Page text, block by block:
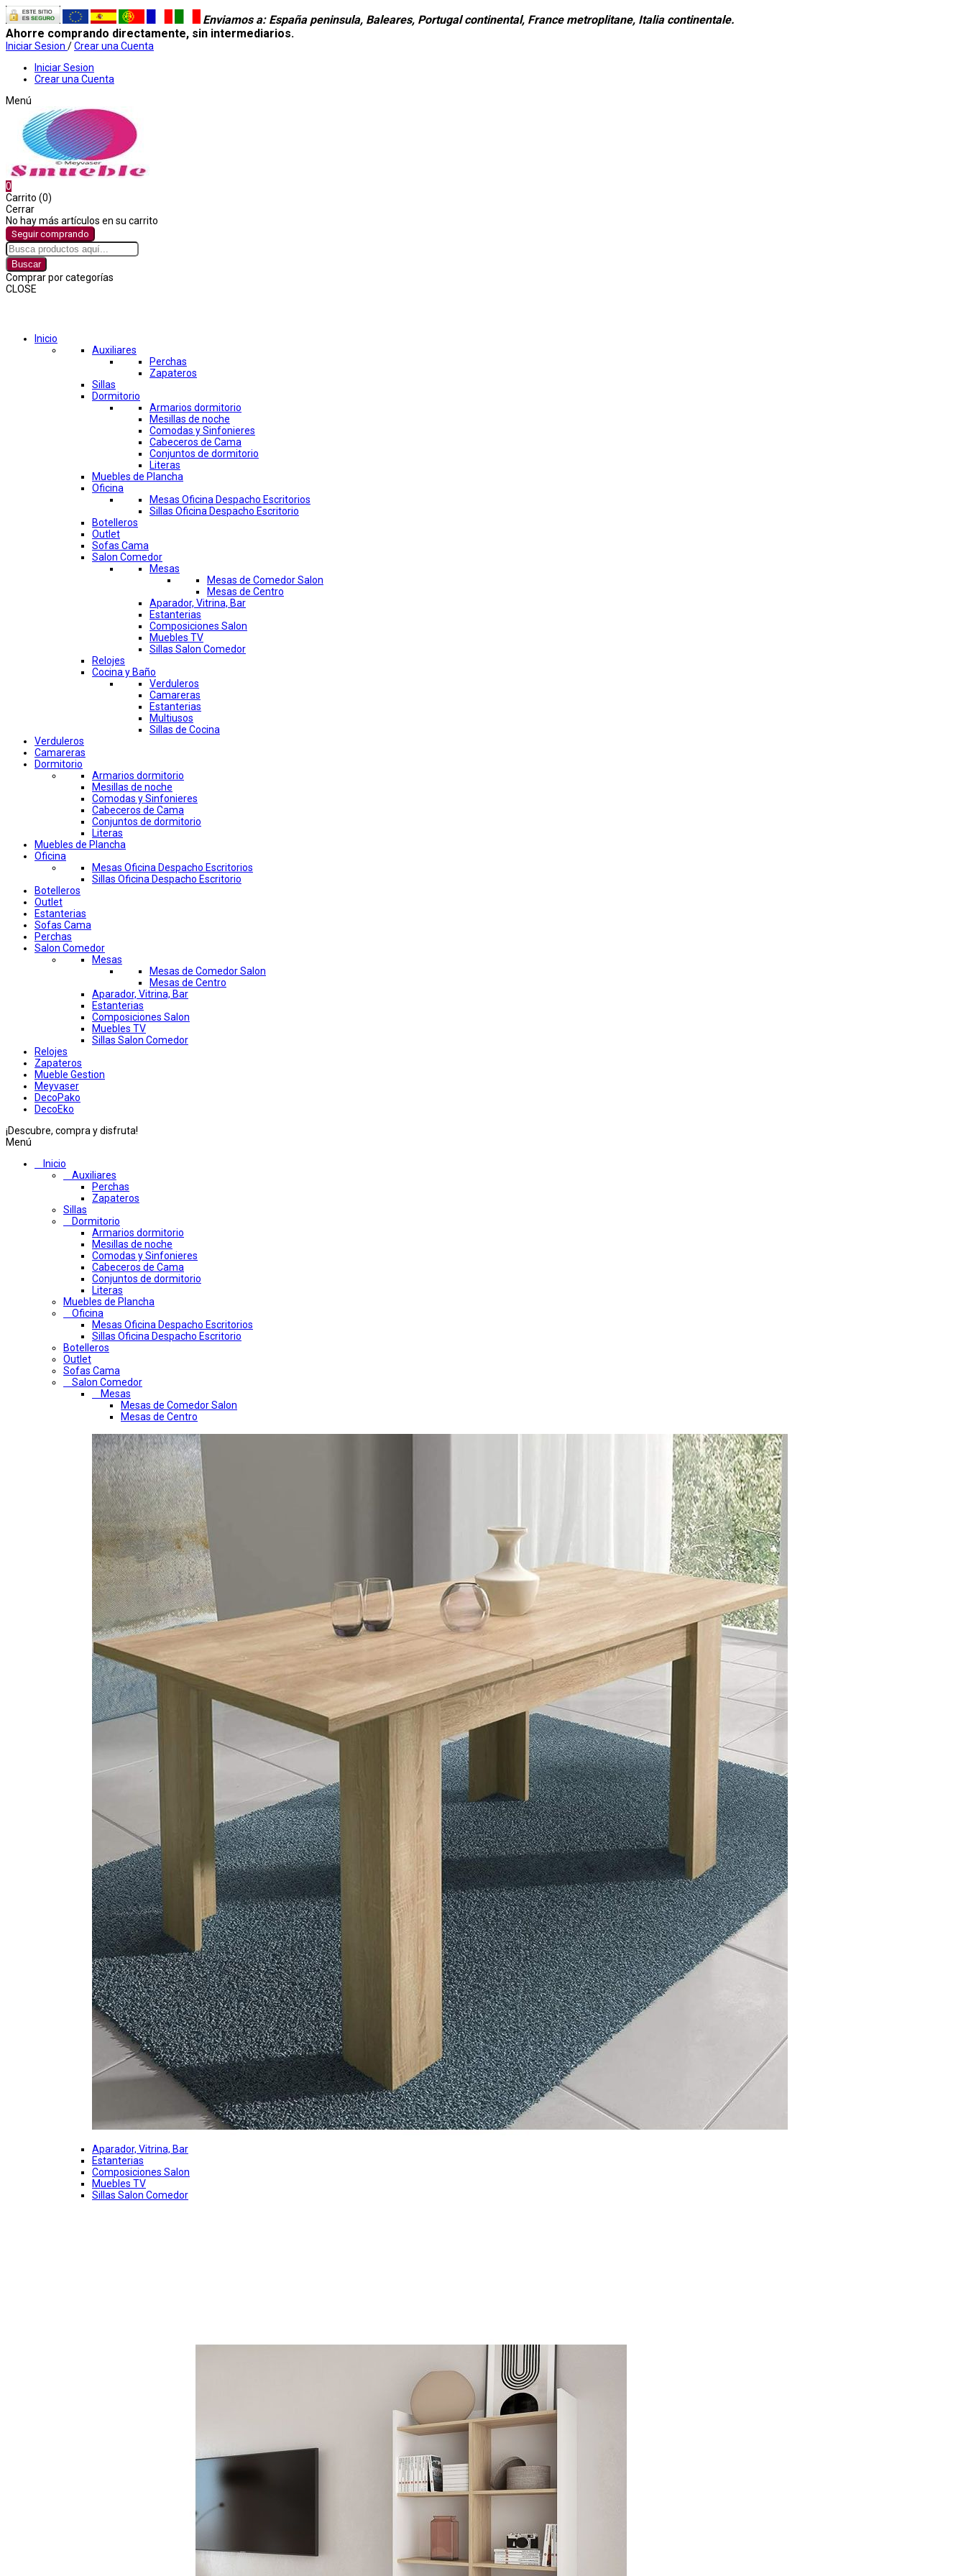
Enviamos a: España peninsula, Baleares, Portugal continental, France metroplitane, Italia continentale.
Ahorre comprando directamente, sin intermediarios.
Iniciar Sesion /Crear una Cuenta
Iniciar Sesion
Crear una Cuenta
Menú
0
Carrito (0)
Cerrar
No hay más artículos en su carrito
Seguir comprando
Buscar
Comprar por categorías
CLOSE
Inicio
Auxiliares
Perchas
Zapateros
Sillas
Dormitorio
Armarios dormitorio
Mesillas de noche
Comodas y Sinfonieres
Cabeceros de Cama
Conjuntos de dormitorio
Literas
Muebles de Plancha
Oficina
Mesas Oficina Despacho Escritorios
Sillas Oficina Despacho Escritorio
Botelleros
Outlet
Sofas Cama
Salon Comedor
Mesas
Mesas de Comedor Salon
Mesas de Centro
Aparador, Vitrina, Bar
Estanterias
Composiciones Salon
Muebles TV
Sillas Salon Comedor
Relojes
Cocina y Baño
Verduleros
Camareras
Estanterias
Multiusos
Sillas de Cocina
Verduleros
Camareras
Dormitorio
Armarios dormitorio
Mesillas de noche
Comodas y Sinfonieres
Cabeceros de Cama
Conjuntos de dormitorio
Literas
Muebles de Plancha
Oficina
Mesas Oficina Despacho Escritorios
Sillas Oficina Despacho Escritorio
Botelleros
Outlet
Estanterias
Sofas Cama
Perchas
Salon Comedor
Mesas
Mesas de Comedor Salon
Mesas de Centro
Aparador, Vitrina, Bar
Estanterias
Composiciones Salon
Muebles TV
Sillas Salon Comedor
Relojes
Zapateros
Mueble Gestion
Meyvaser
DecoPako
DecoEko
¡Descubre, compra y disfruta!
Menú
Inicio
Auxiliares
Perchas
Zapateros
Sillas
Dormitorio
Armarios dormitorio
Mesillas de noche
Comodas y Sinfonieres
Cabeceros de Cama
Conjuntos de dormitorio
Literas
Muebles de Plancha
Oficina
Mesas Oficina Despacho Escritorios
Sillas Oficina Despacho Escritorio
Botelleros
Outlet
Sofas Cama
Salon Comedor
Mesas
Mesas de Comedor Salon
Mesas de Centro
Aparador, Vitrina, Bar
Estanterias
Composiciones Salon
Muebles TV
Sillas Salon Comedor